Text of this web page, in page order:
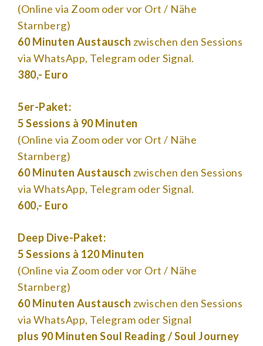
(Online via Zoom oder vor Ort / Nähe
Starnberg)
60 Minuten Austausch zwischen den Sessions
via WhatsApp, Telegram oder Signal.
380,- Euro
5er-Paket:
5 Sessions à 90 Minuten
(Online via Zoom oder vor Ort / Nähe
Starnberg)
60 Minuten Austausch zwischen den Sessions
via WhatsApp, Telegram oder Signal.
600,- Euro
Deep Dive-Paket:
5 Sessions à 120 Minuten
(Online via Zoom oder vor Ort / Nähe
Starnberg)
60 Minuten Austausch zwischen den Sessions
via WhatsApp, Telegram oder Signal
plus 90 Minuten Soul Reading / Soul Journey